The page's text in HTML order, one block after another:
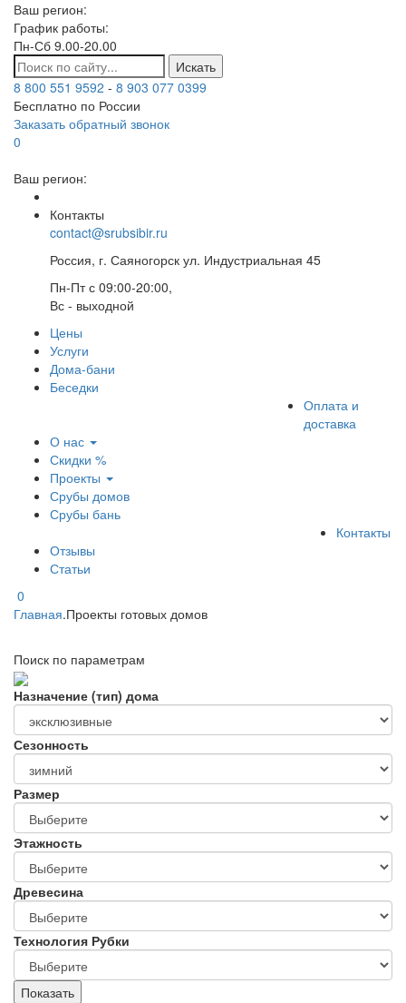
Ваш регион:
График работы:
Пн-Сб 9.00-20.00
Искать
8 800 551 9592 - 8 903 077 0399
Бесплатно по России
Заказать обратный звонок
0
Ваш регион:
Контакты
contact@srubsibir.ru
Россия, г. Саяногорск ул. Индустриальная 45
Пн-Пт с 09:00-20:00,
Вс - выходной
Цены
Услуги
Дома-бани
Беседки
Оплата и
доставка
О нас
Скидки %
Проекты
Срубы домов
Срубы бань
Контакты
Отзывы
Статьи
0
Главная.Проекты готовых домов
Поиск по параметрам
Назначение (тип) дома
Сезонность
Размер
Этажность
Древесина
Технология Рубки
Показать